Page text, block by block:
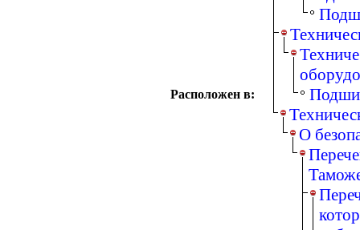
Расположен в:
О